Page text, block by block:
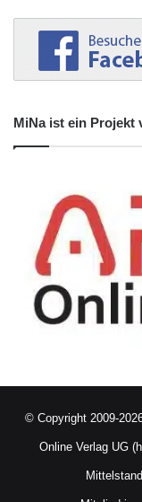
MiNa ist ein Projekt
© Copyright 2009-
Online Verlag UG